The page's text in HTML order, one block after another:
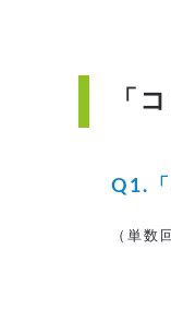
「
Q1.
（単数